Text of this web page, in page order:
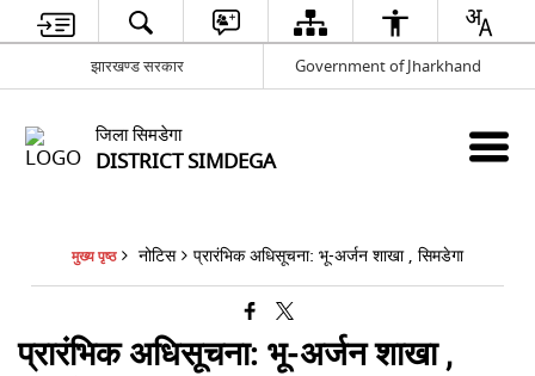
झारखण्ड सरकार Government of Jharkhand
जिला सिमडेगा
DISTRICT SIMDEGA
मुख्य पृष्ठ नोटिस प्रारंभिक अधिसूचना: भू-अर्जन शाखा , सिमडेगा
प्रारंभिक अधिसूचना: भू-अर्जन शाखा ,